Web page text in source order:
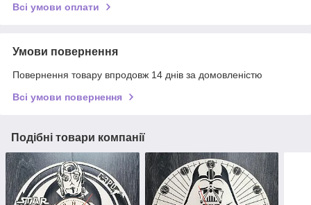
Всі умови оплати
Умови повернення
Повернення товару впродовж 14 днів за домовленістю
Всі умови повернення
Подібні товари компанії